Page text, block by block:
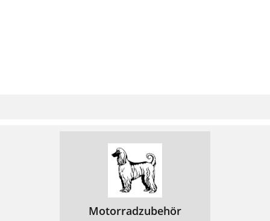
Motorradzubehör